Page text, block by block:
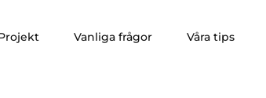
Vanliga frågor Våra tips